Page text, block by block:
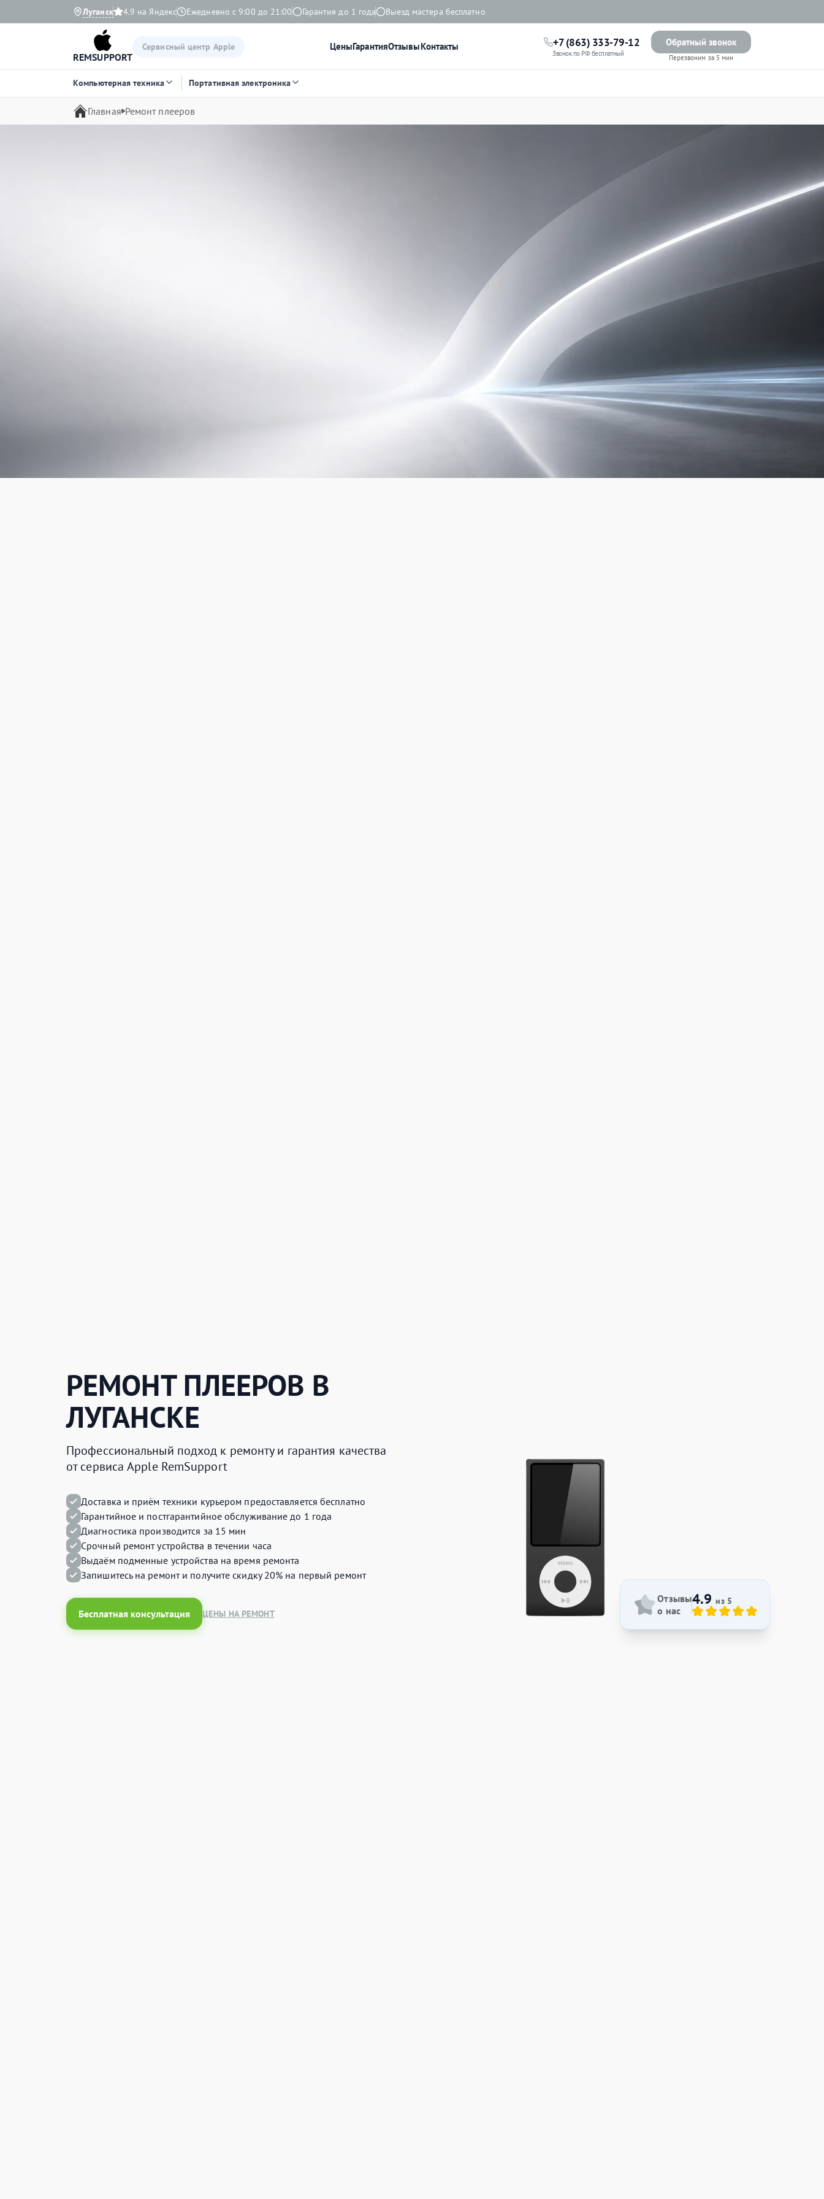
Луганск 4.9 на Яндекс Ежедневно с 9:00 до 21:00 Гарантия до 1 года Выезд мастера бесплатно
REMSUPPORT
Сервисный центр Apple ЦеныГарантияОтзывыКонтакты +7 (863) 333-79-12
Звонок по РФ бесплатный
Обратный звонок
Перезвоним за 5 мин
Компьютерная техника Портативная электроника
Главная Ремонт плееров
РЕМОНТПЛЕЕРОВ В
ЛУГАНСКЕ
Профессиональный подход к ремонту и гарантия качества
от сервиса Apple RemSupport
Доставка и приём техники курьером предоставляется бесплатно
Гарантийное и постгарантийное обслуживание до 1 года
Диагностика производится за 15 мин
Срочный ремонт устройства в течении часа
Выдаём подменные устройства на время ремонта
Запишитесь на ремонт и получитескидку 20% на первый ремонт
Бесплатная консультация ЦЕНЫ НА РЕМОНТ
Отзывы
о нас
4.9из 5